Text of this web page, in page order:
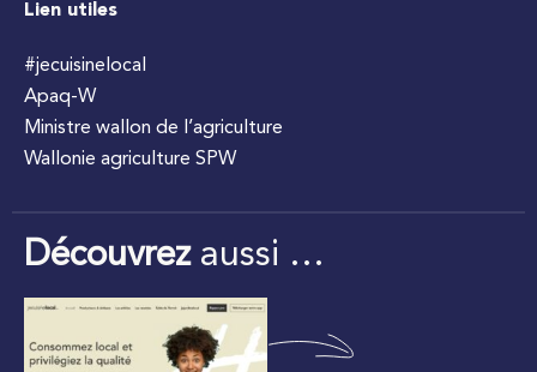
Lien utiles
#jecuisinelocal
Apaq-W
Ministre wallon de l’agriculture
Wallonie agriculture SPW
Découvrezaussi …